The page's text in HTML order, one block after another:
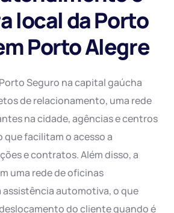
local da Porto
Porto Alegre
Seguro na capital gaúcha
de relacionamento, uma rede
na cidade, agências e centros
facilitam o acesso a
e contratos. Além disso, a
uma rede de oficinas
assistência automotiva, o que
do cliente quando é